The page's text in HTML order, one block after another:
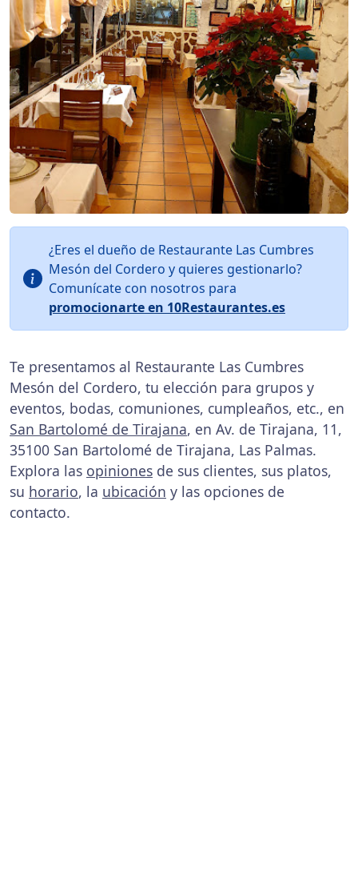
¿Eres el dueño de Restaurante Las Cumbres
Mesón del Cordero y quieres gestionarlo?
Comunícate con nosotros para
promocionarte en 10Restaurantes.es
Te presentamos al Restaurante Las Cumbres
Mesón del Cordero, tu elección para grupos y
eventos, bodas, comuniones, cumpleaños, etc., en
San Bartolomé de Tirajana, en Av. de Tirajana, 11,
35100 San Bartolomé de Tirajana, Las Palmas.
Explora las opiniones de sus clientes, sus platos,
su horario, la ubicación y las opciones de
contacto.